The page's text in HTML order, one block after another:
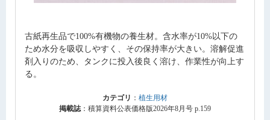
古紙再生品で100%有機物の養生材。含水率が10%以下の
ため水分を吸収しやすく、その保持率が大きい。溶解促進
剤入りのため、タンクに投入後良く溶け、作業性が向上す
る。
カテゴリ ： 植生用材
掲載誌 ：積算資料公表価格版2026年8月号 p.159